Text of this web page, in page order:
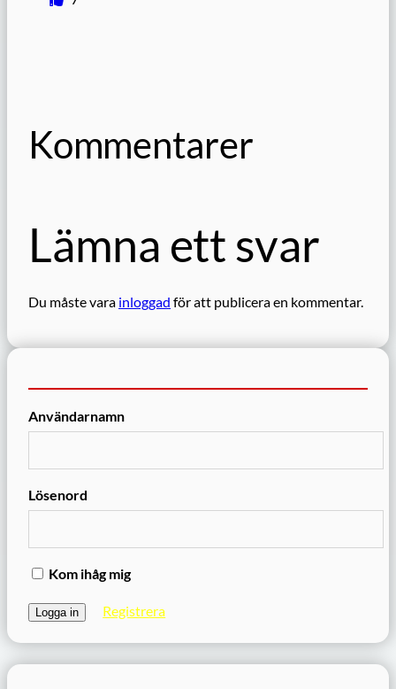
Kommentarer
Lämna ett svar
Du måste vara inloggad för att publicera en kommentar.
Användarnamn
Lösenord
Kom ihåg mig
Registrera